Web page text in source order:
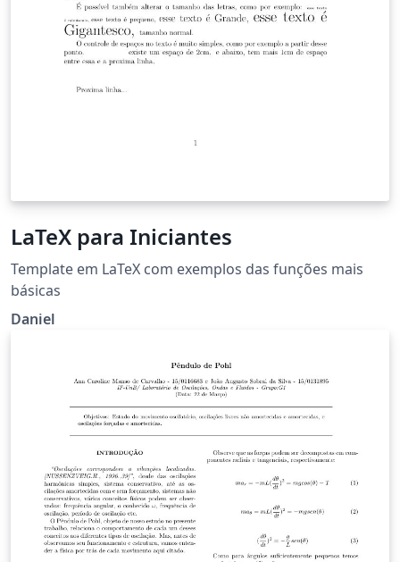
LaTeX para Iniciantes
Template em LaTeX com exemplos das funções mais
básicas
Daniel